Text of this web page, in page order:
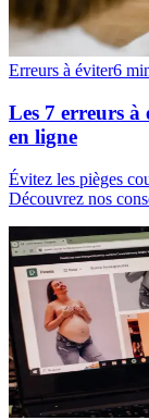
Erreurs à éviter6
Les 7 erreurs à
en ligne
Évitez les pièges
Découvrez nos